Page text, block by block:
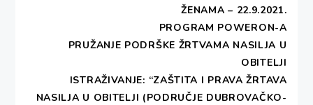
ŽENAMA – 22.9.2021.
PROGRAM POWERON-A
PRUŽANJE PODRŠKE ŽRTVAMA NASILJA U
OBITELJI
ISTRAŽIVANJE: “ZAŠTITA I PRAVA ŽRTAVA
NASILJA U OBITELJI (PODRUČJE DUBROVAČKO-